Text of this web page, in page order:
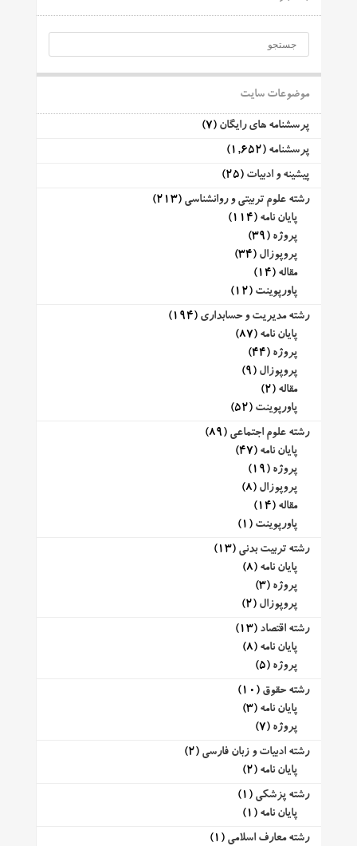
موضوعات سایت
پرسشنامه های رایگان (7)
پرسشنامه (1,652)
پیشینه و ادبیات (25)
رشته علوم تربیتی و روانشناسی (213)
پایان نامه (114)
پروژه (39)
پروپوزال (34)
مقاله (14)
پاورپوینت (12)
رشته مدیریت و حسابداری (194)
پایان نامه (87)
پروژه (44)
پروپوزال (9)
مقاله (2)
پاورپوینت (52)
رشته علوم اجتماعی (89)
پایان نامه (47)
پروژه (19)
پروپوزال (8)
مقاله (14)
پاورپوینت (1)
رشته تربیت بدنی (13)
پایان نامه (8)
پروژه (3)
پروپوزال (2)
رشته اقتصاد (13)
پایان نامه (8)
پروژه (5)
رشته حقوق (10)
پایان نامه (3)
پروژه (7)
رشته ادبیات و زبان فارسی (2)
پایان نامه (2)
رشته پزشکی (1)
پایان نامه (1)
رشته معارف اسلامی (1)